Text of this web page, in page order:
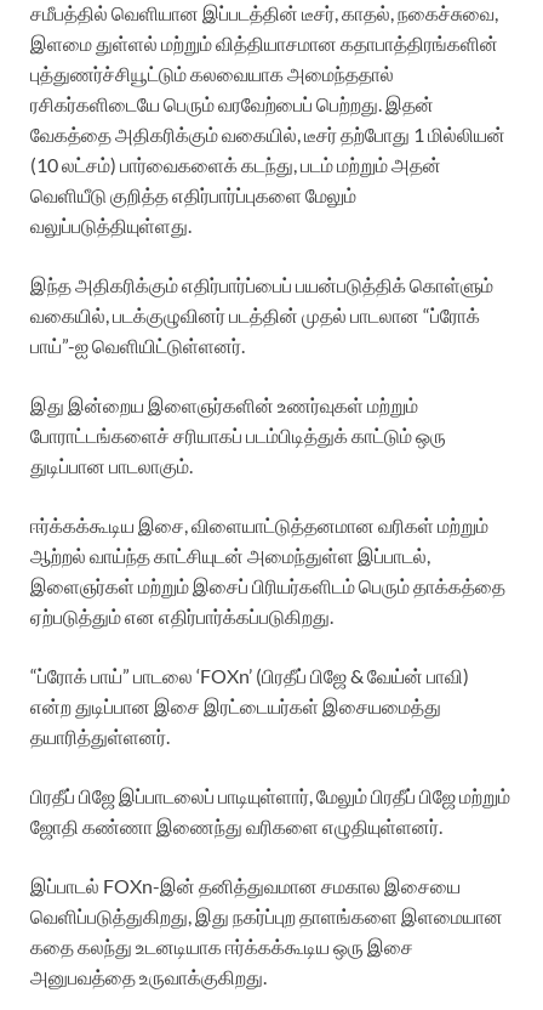
சமீபத்தில் வெளியான இப்படத்தின் டீசர், காதல், நகைச்சுவை,
இளமை துள்ளல் மற்றும் வித்தியாசமான கதாபாத்திரங்களின்
புத்துணர்ச்சியூட்டும் கலவையாக அமைந்ததால்
ரசிகர்களிடையே பெரும் வரவேற்பைப் பெற்றது. இதன்
வேகத்தை அதிகரிக்கும் வகையில், டீசர் தற்போது 1 மில்லியன்
(10 லட்சம்) பார்வைகளைக் கடந்து, படம் மற்றும் அதன்
வெளியீடு குறித்த எதிர்பார்ப்புகளை மேலும்
வலுப்படுத்தியுள்ளது.
இந்த அதிகரிக்கும் எதிர்பார்ப்பைப் பயன்படுத்திக் கொள்ளும்
வகையில், படக்குழுவினர் படத்தின் முதல் பாடலான “ப்ரோக்
பாய்”-ஐ வெளியிட்டுள்ளனர்.
இது இன்றைய இளைஞர்களின் உணர்வுகள் மற்றும்
போராட்டங்களைச் சரியாகப் படம்பிடித்துக் காட்டும் ஒரு
துடிப்பான பாடலாகும்.
ஈர்க்கக்கூடிய இசை, விளையாட்டுத்தனமான வரிகள் மற்றும்
ஆற்றல் வாய்ந்த காட்சியுடன் அமைந்துள்ள இப்பாடல்,
இளைஞர்கள் மற்றும் இசைப் பிரியர்களிடம் பெரும் தாக்கத்தை
ஏற்படுத்தும் என எதிர்பார்க்கப்படுகிறது.
“ப்ரோக் பாய்” பாடலை ‘FOXn’ (பிரதீப் பிஜே & வேய்ன் பாவி)
என்ற துடிப்பான இசை இரட்டையர்கள் இசையமைத்து
தயாரித்துள்ளனர்.
பிரதீப் பிஜே இப்பாடலைப் பாடியுள்ளார், மேலும் பிரதீப் பிஜே மற்றும்
ஜோதி கண்ணா இணைந்து வரிகளை எழுதியுள்ளனர்.
இப்பாடல் FOXn-இன் தனித்துவமான சமகால இசையை
வெளிப்படுத்துகிறது, இது நகர்ப்புற தாளங்களை இளமையான
கதை கலந்து உடனடியாக ஈர்க்கக்கூடிய ஒரு இசை
அனுபவத்தை உருவாக்குகிறது.